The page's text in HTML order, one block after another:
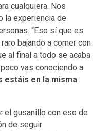
cualquiera. Nos
la experiencia de
“Eso sí que es
bajando a comer con
al final a todo se acaba
vas conociendo a
estáis en la misma
el gusanillo con eso de
de seguir